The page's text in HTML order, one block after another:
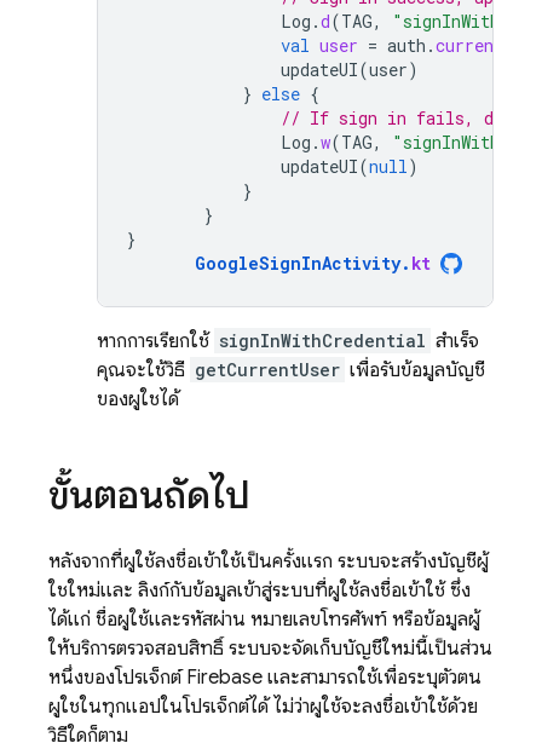
Log .d(TAG,
val user = auth .currentUser
updateUI(user)
} else {
// If sign in fails, display
Log .w(TAG,
updateUI(null)
}
}
}
GoogleSignInActivity. kt
หากการเรียกใช้ signInWithCredential สำเร็จ
คุณจะใช้วิธี getCurrentUser เพื่อรับข้อมูลบัญชี
ของผู้ใช้ได้
ขั้นตอนถัดไป
หลังจากที่ผู้ใช้ลงชื่อเข้าใช้เป็นครั้งแรก ระบบจะสร้างบัญชีผู้
ใช้ใหม่และ ลิงก์กับข้อมูลเข้าสู่ระบบที่ผู้ใช้ลงชื่อเข้าใช้ ซึ่ง
ได้แก่ ชื่อผู้ใช้และรหัสผ่าน หมายเลขโทรศัพท์ หรือข้อมูลผู้
ให้บริการตรวจสอบสิทธิ์ ระบบจะจัดเก็บบัญชีใหม่นี้เป็นส่วน
หนึ่งของโปรเจ็กต์ Firebase และสามารถใช้เพื่อระบุตัวตน
ผู้ใช้ในทุกแอปในโปรเจ็กต์ได้ ไม่ว่าผู้ใช้จะลงชื่อเข้าใช้ด้วย
วิธีใดก็ตาม